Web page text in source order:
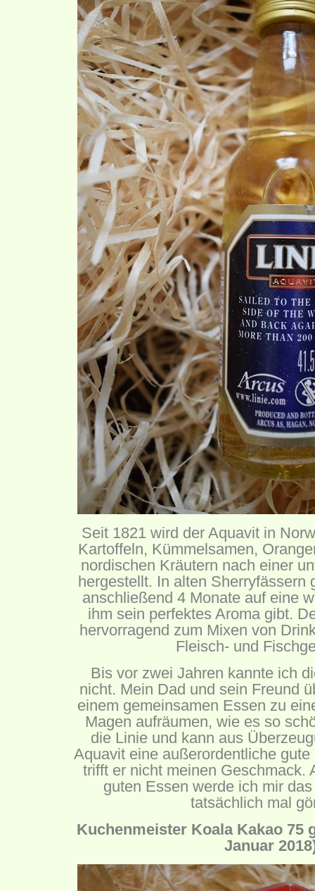
Seit 1821 wird der Aquavit in
Kartoffeln, Kümmelsamen,
nordischen Kräutern nach einer
hergestellt. In alten Sherryfässern
anschließend 4 Monate auf eine
ihm sein perfektes Aroma gibt.
hervorragend zum Mixen von
Fleisch- und
Bis vor zwei Jahren kannte ich
nicht. Mein Dad und sein Freund
einem gemeinsamen Essen zu
Magen aufräumen, wie es so
die Linie und kann aus
Aquavit eine außerordentliche
trifft er nicht meinen Geschmack.
guten Essen werde ich mir
tatsächlich mal
Kuchenmeister Koala Kakao 75
Januar